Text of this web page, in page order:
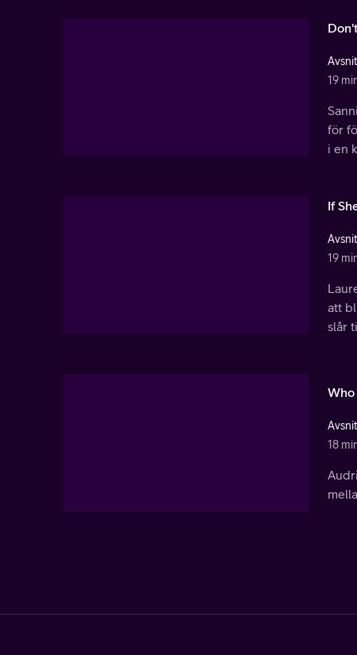
19
för
i en
If
19
att
slår
Who
18